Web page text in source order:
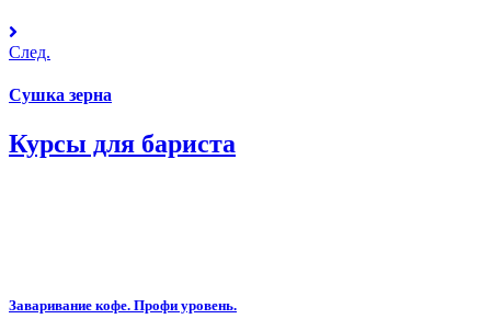
След.
Сушка зерна
Курсы для бариста
Заваривание кофе. Профи уровень.